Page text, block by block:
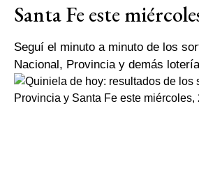
Santa Fe este
Seguí el minuto a minuto de los
Nacional, Provincia y demás